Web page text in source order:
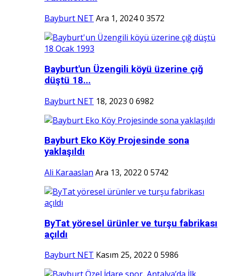
Bayburt NET Ara 1, 20240 3572
Bayburt'un Üzengili köyü üzerine çığ
düştü 18...
Bayburt NET 18, 2023 0 6982
Bayburt Eko Köy Projesinde sona
yaklaşıldı
Ali Karaaslan Ara 13, 2022 0 5742
ByTat yöresel ürünler ve turşu fabrikası
açıldı
Bayburt NET Kasım 25, 2022 0 5986